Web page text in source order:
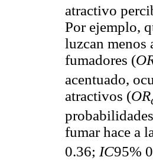
atractivo
Por ejemplo,
luzcan menos
fumadores (
acentuado,
atractivos (OR
fumar hace a
0.36; IC95%